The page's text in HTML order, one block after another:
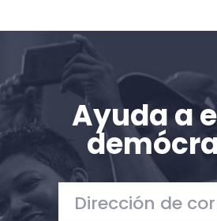
Inicio
Trabaja con
Pulse
Su fiesta
Acción
Donar
Ayuda a